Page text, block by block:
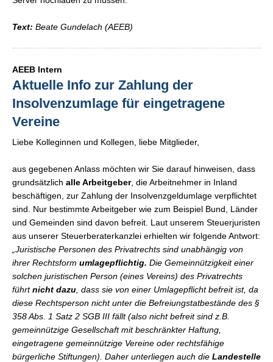
Text: Beate Gundelach (AEEB)
AEEB Intern
Aktuelle Info zur Zahlung der
Insolvenzumlage für eingetragene
Vereine
Liebe Kolleginnen und Kollegen, liebe Mitglieder,
aus gegebenen Anlass möchten wir Sie darauf hinweisen, dass
grundsätzlich alle Arbeitgeber, die Arbeitnehmer in Inland
beschäftigen, zur Zahlung der Insolvenzgeldumlage verpflichtet
sind. Nur bestimmte Arbeitgeber wie zum Beispiel Bund, Länder
und Gemeinden sind davon befreit. Laut unserem Steuerjuristen
aus unserer Steuerberaterkanzlei erhielten wir folgende Antwort:
„Juristische Personen des Privatrechts sind unabhängig von
ihrer Rechtsform umlagepflichtig. Die Gemeinnützigkeit einer
solchen juristischen Person (eines Vereins) des Privatrechts
führtnicht dazu , dass sie von einer Umlagepflicht befreit ist, da
diese Rechtsperson nicht unter die Befreiungstatbestände des §
358 Abs. 1 Satz 2 SGB III fällt (also nicht befreit sind z.B.
gemeinnützige Gesellschaft mit beschränkter Haftung,
eingetragene gemeinnützige Vereine oder rechtsfähige
bürgerliche Stiftungen). Daher unterliegen auch die Landestelle